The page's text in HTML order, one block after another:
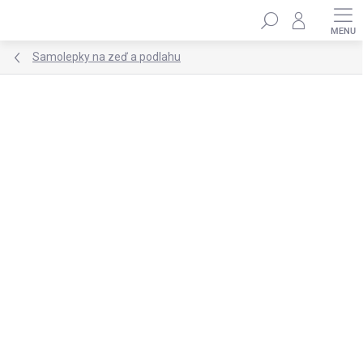
Hledat
Samolepky na zeď a podlahu